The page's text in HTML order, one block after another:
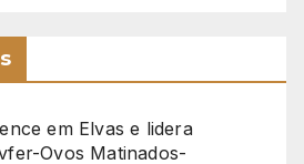
em Elvas e lidera
Ovos Matinados-